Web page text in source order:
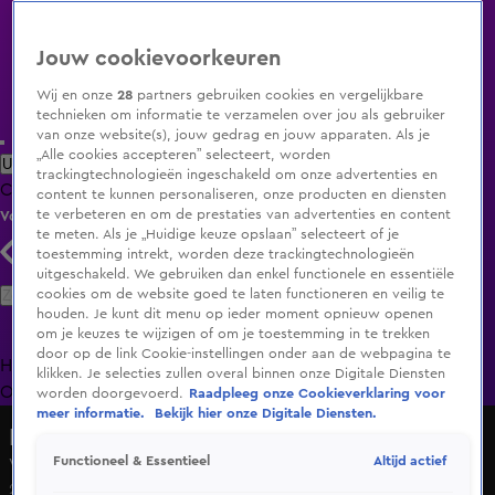
Uitzending Gemist Populaire programma's Zenders Genres
ClipsFilmsRadioSmart TV inlogShop
Volg KIJK
Zoeken
HomeUitzending Gemist Programma's De Bondgenoten
OranjezomerLivestreamsShop
Vaticaan publiceert beelden van overleden paus in kist
22 apr 2025, 11:51
Jouw cookievoorkeuren
Wij en onze28 partners gebruiken cookies en vergelijkbare
technieken om informatie te verzamelen over jou als gebruiker
van onze website(s), jouw gedrag en jouw apparaten. Als je
„Alle cookies accepteren” selecteert, worden
trackingtechnologieën ingeschakeld om onze advertenties en
content te kunnen personaliseren, onze producten en diensten
te verbeteren en om de prestaties van advertenties en content
te meten. Als je „Huidige keuze opslaan” selecteert of je
toestemming intrekt, worden deze trackingtechnologieën
uitgeschakeld. We gebruiken dan enkel functionele en essentiële
cookies om de website goed te laten functioneren en veilig te
houden. Je kunt dit menu op ieder moment opnieuw openen
om je keuzes te wijzigen of om je toestemming in te trekken
door op de link Cookie-instellingen onder aan de webpagina te
klikken. Je selecties zullen overal binnen onze Digitale Diensten
worden doorgevoerd.
Raadpleeg onze Cookieverklaring voor
meer informatie.
Bekijk hier onze Digitale Diensten.
Functioneel & Essentieel Altijd actief